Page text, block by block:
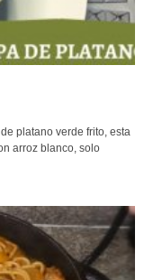
platano verde frito, esta
arroz blanco, solo